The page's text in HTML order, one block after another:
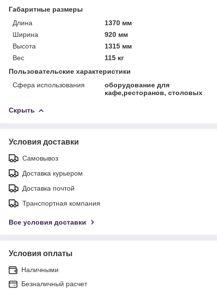
Габаритные размеры
Длина
1370 мм
Ширина
920 мм
Высота
1315 мм
Вес
115 кг
Пользовательские характеристики
Сфера использования
оборудование для
кафе,ресторанов, столовых
Скрыть
Условия доставки
Самовывоз
Доставка курьером
Доставка почтой
Транспортная компания
Все условия доставки
Условия оплаты
Наличными
Безналичный расчет